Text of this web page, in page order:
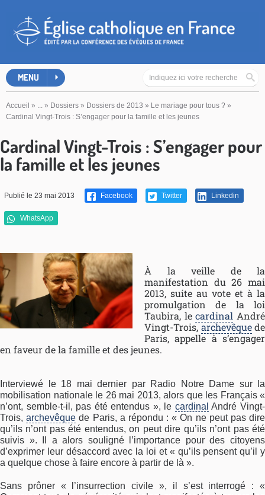
MENU
Accueil » ... » Dossiers » Dossiers de 2013 » Le mariage pour tous ? »
Cardinal Vingt-Trois : S’engager pour la famille et les jeunes
Cardinal Vingt-Trois : S’engager pour
la famille et les jeunes
Publié le 23 mai 2013 Facebook Twitter Linkedin
WhatsApp
À la veille de la
manifestation du 26 mai
2013, suite au vote et à la
promulgation de la loi
Taubira, lecardinal André
Vingt-Trois, archevêquede
Paris, appelle à s’engager
en faveur de la famille et des jeunes.
Interviewé le 18 mai dernier par Radio Notre Dame sur la
mobilisation nationale le 26 mai 2013, alors que les Français «
n’ont, semble-t-il, pas été entendus », le cardinal André Vingt-
Trois,archevêque de Paris, a répondu : « On ne peut pas dire
qu’ils n’ont pas été entendus, on peut dire qu’ils n’ont pas été
suivis ». Il a alors souligné l’importance pour des citoyens
d’exprimer leur désaccord avec la loi et « qu’ils pensent qu’il y
a quelque chose à faire encore à partir de là ».
Sans prôner « l’insurrection civile », il s’est interrogé : «